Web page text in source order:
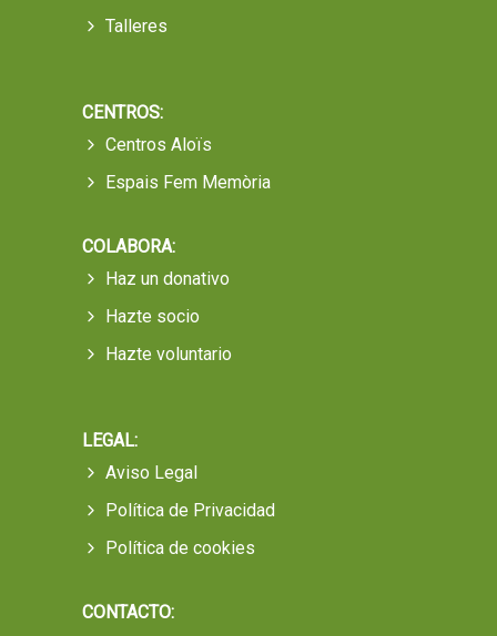
Talleres
CENTROS:
Centros Aloïs
Espais Fem Memòria
COLABORA:
Haz un donativo
Hazte socio
Hazte voluntario
LEGAL:
Aviso Legal
Política de Privacidad
Política de cookies
CONTACTO: